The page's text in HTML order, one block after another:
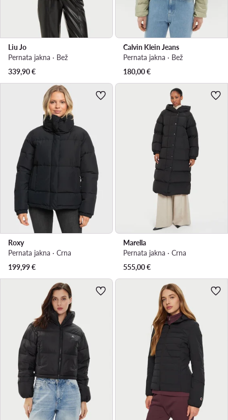
Liu Jo
Pernata jakna · Bež
339,90€
Calvin Klein Jeans
Pernata jakna · Bež
180,00€
Roxy
Pernata jakna · Crna
199,99€
Marella
Pernata jakna · Crna
555,00€